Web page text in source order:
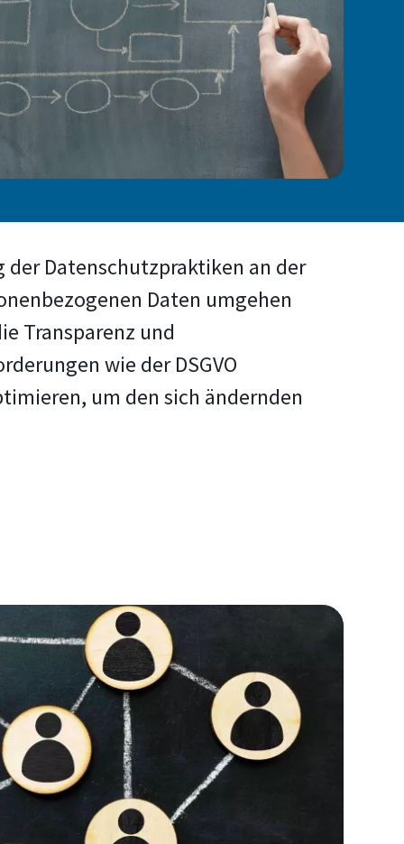
Datenschutzpraktiken an der
Daten umgehen
Transparenz und
wie der DSGVO
um den sich ändernden